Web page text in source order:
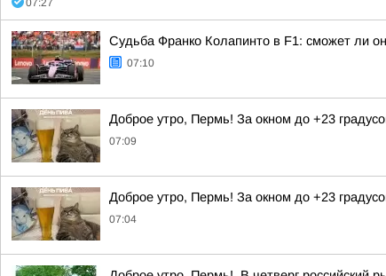
07:27
Судьба Франко Колапинто в F1: сможет ли
07:10
Доброе утро, Пермь! За окном до +23
07:09
Доброе утро, Пермь! За окном до +23
07:04